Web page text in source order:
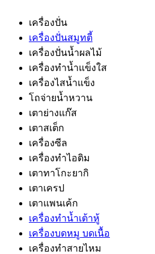
เครื่องปั่น
เครื่องปั่นสมูทตี้
เครื่องปั่นน้ำผลไม้
เครื่องทำน้ำแข็งใส
เครื่องไสน้ำแข็ง
โถจ่ายน้ำหวาน
เตาย่างแก๊ส
เตาสเต็ก
เครื่องซีล
เครื่องทำไอติม
เตาทาโกะยากิ
เตาเครป
เตาแพนเค้ก
เครื่องทำน้ำเต้าหู้
เครื่องบดหมู บดเนื้อ
เครื่องทำสายไหม